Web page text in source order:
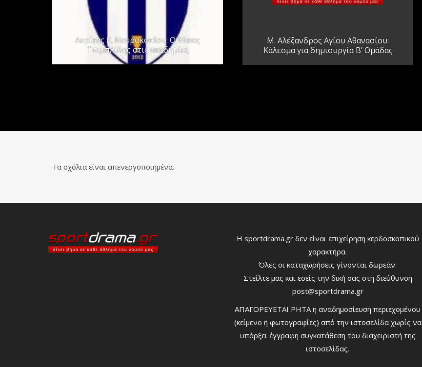
Ακρίτας Κ. Νευροκοπίου: Ο Νίκος
Τσιμπλίδης στις ακαδημίες
Μ. Αλέξανδρος Αγίου Αθανασίου:
Κάλεσμα για δημιουργία Β’ Ομάδας
Τα σχόλια είναι απενεργοποιημένα.
Η sportdrama.gr δεν είναι επιχείρηση κερδοσκοπικού
χαρακτήρα.
Όλες οι καταχωρήσεις γίνονται δωρεάν.
Στείλτε μας και εσείς την δική σας στη διεύθυνση
post@sportdrama.gr
ΑΠΑΓΟΡΕΥΕΤΑΙ ΡΗΤΑ η αναδημοσίευση περιεχομένου
(κείμενο ή φωτογραφίες) από την ιστοσελίδα χωρίς να
υπάρξει έγγραφη συγκατάθεση του διαχειριστή της
ιστοσελίδας.